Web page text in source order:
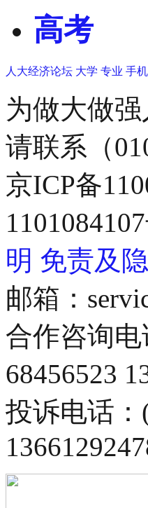
高考
人大经济论坛 大学 专业 手
为做大做
请联系（
京ICP备
明 免责及
邮箱：
合作咨询电
68456523
投诉电话：